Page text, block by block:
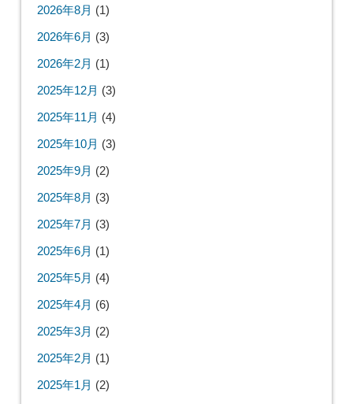
2026年8月 (1)
2026年6月 (3)
2026年2月 (1)
2025年12月 (3)
2025年11月 (4)
2025年10月 (3)
2025年9月 (2)
2025年8月 (3)
2025年7月 (3)
2025年6月 (1)
2025年5月 (4)
2025年4月 (6)
2025年3月 (2)
2025年2月 (1)
2025年1月 (2)